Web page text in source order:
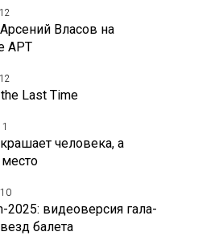
Власов на
АРТ
Last Time
человека, а
2025: видеоверсия гала-
балета